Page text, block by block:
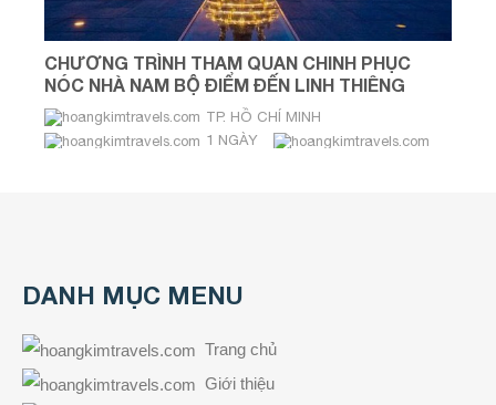
CHƯƠNG TRÌNH THAM QUAN CHINH PHỤC
NÓC NHÀ NAM BỘ ĐIỂM ĐẾN LINH THIÊNG
GIỮA MÂY NÚI BÀ ĐEN Thời gian: 1 ngày
TP. HỒ CHÍ MINH
1 NGÀY
DANH MỤC MENU
Trang chủ
Giới thiệu